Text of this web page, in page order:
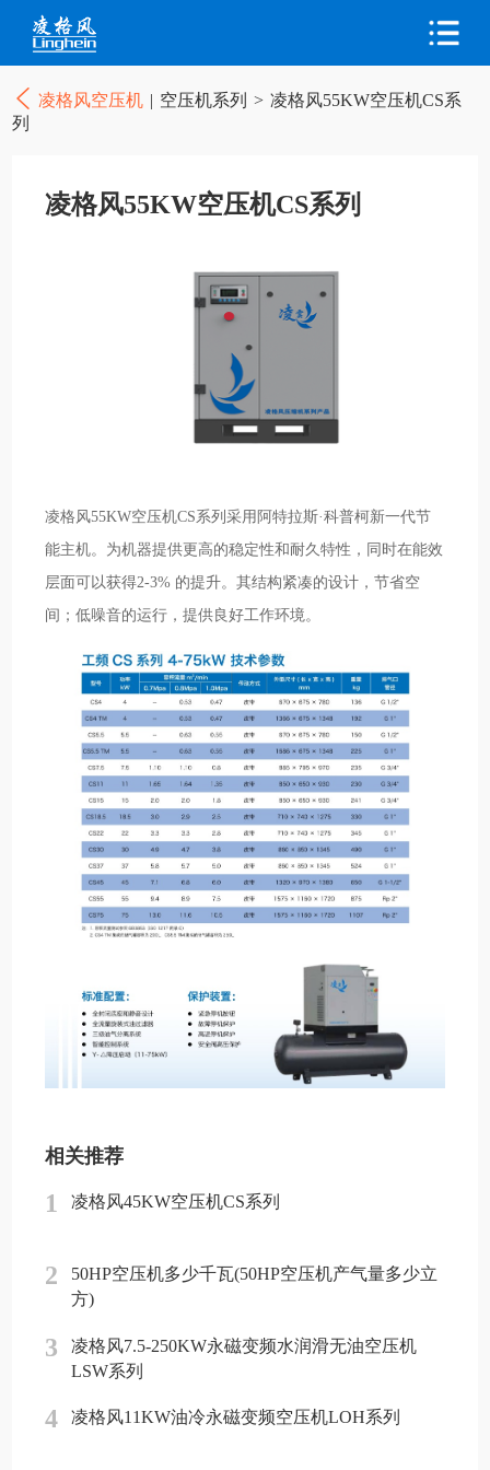
凌格风空压机 | 空压机系列 > 凌格风55KW空压机CS系
列
凌格风55KW空压机CS系列
凌格风55KW空压机CS系列采用阿特拉斯·科普柯新一代节
能主机。为机器提供更高的稳定性和耐久特性，同时在能效
层面可以获得2-3% 的提升。其结构紧凑的设计，节省空
间；低噪音的运行，提供良好工作环境。
相关推荐
1 凌格风45KW空压机CS系列
2
50HP空压机多少千瓦(50HP空压机产气量多少立
方)
3
凌格风7.5-250KW永磁变频水润滑无油空压机
LSW系列
4 凌格风11KW油冷永磁变频空压机LOH系列